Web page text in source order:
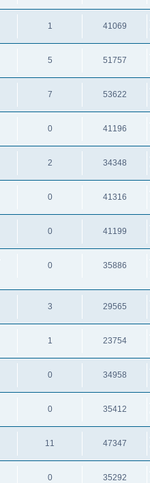
1 41069
5 51757
7 53622
0 41196
2 34348
0 41316
0 41199
0 35886
3 29565
1 23754
0 34958
0 35412
11 47347
0 35292